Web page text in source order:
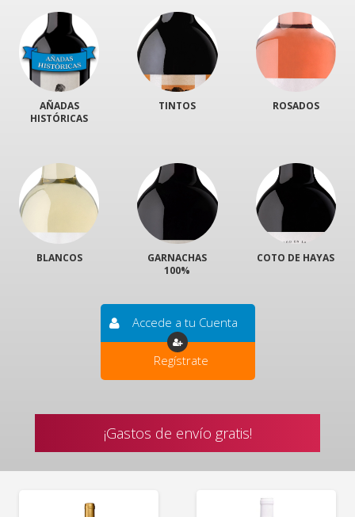
AÑADAS
HISTÓRICAS
TINTOS ROSADOS
BLANCOS
GARNACHAS
100%
COTO DE HAYAS
Accede a tu Cuenta
Regístrate
¡Gastos de envío gratis!